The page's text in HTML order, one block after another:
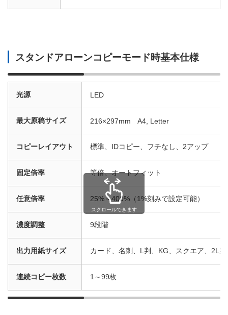
スタンドアローンコピーモード時基本仕様
光源 LED
最大原稿サイズ 216×297mm A4, Letter
コピーレイアウト 標準、IDコピー、フチなし、2アップ
固定倍率 等倍、オートフィット
任意倍率 25%～400%（1%刻みで設定可能）
濃度調整 9段階
出力用紙サイズ カード、名刺、L判、KG、スクエア、2L
連続コピー枚数 1～99枚
スクロールできます